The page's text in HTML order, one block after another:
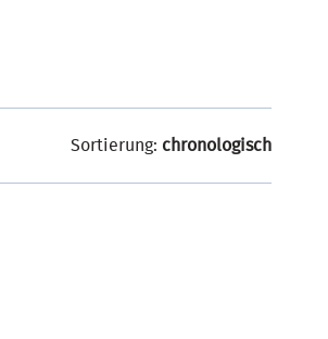
Sortierung: chronologisch